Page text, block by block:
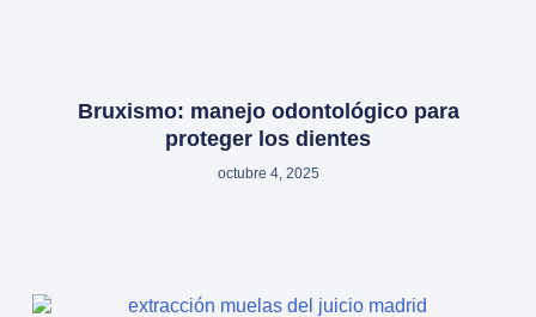
Bruxismo: manejo odontológico para
proteger los dientes
octubre 4, 2025